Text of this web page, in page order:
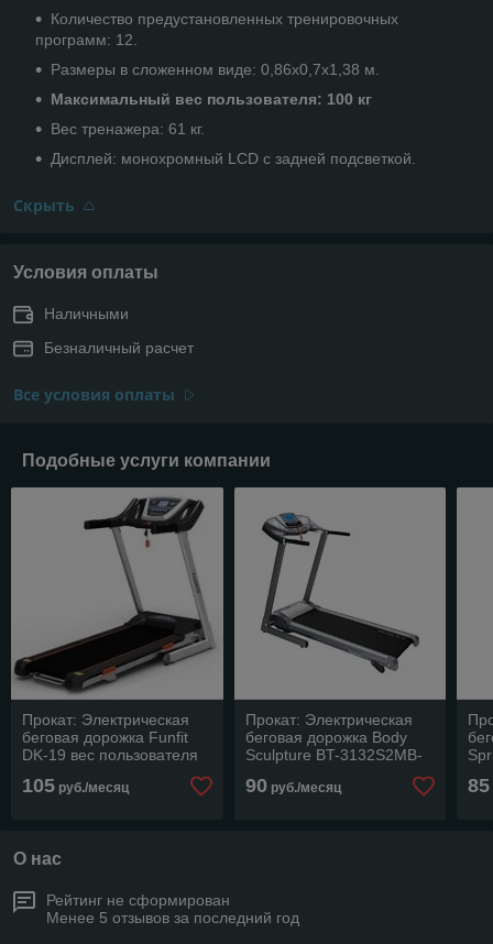
Количество предустановленных тренировочных
программ: 12.
Размеры в сложенном виде: 0,86х0,7х1,38 м.
Максимальный вес пользователя: 100 кг
Вес тренажера: 61 кг.
Дисплей: монохромный LCD с задней подсветкой.
Скрыть
Условия оплаты
Наличными
Безналичный расчет
Все условия оплаты
Подобные услуги компании
Прокат: Электрическая
беговая дорожка Funfit
DK-19 вес пользователя
105 руб./месяц
Прокат: Электрическая
беговая дорожка Body
Sculpture BT-3132S2MB-
K2 вес пользователя до
100 кг
90руб./месяц 85
О нас
Рейтинг не сформирован
Менее 5 отзывов за последний год